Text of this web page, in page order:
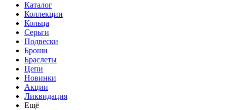
Каталог
Коллекции
Кольца
Серьги
Подвески
Броши
Браслеты
Цепи
Новинки
Акции
Ликвидация
Ещё